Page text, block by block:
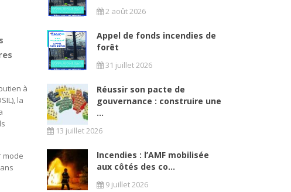
à
la
mode
2 août 2026
Appel de fonds incendies de
forêt
31 juillet 2026
Réussir son pacte de
gouvernance : construire une
...
13 juillet 2026
Incendies : l’AMF mobilisée
aux côtés des co...
9 juillet 2026